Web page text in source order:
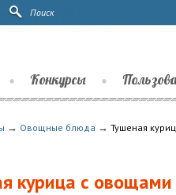
Поиск
Конкурсы
→ Овощные блюда → Тушеная
курица с овощами